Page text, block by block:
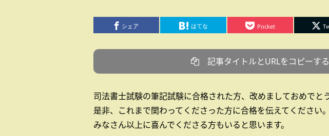
シェア はてな Pocket
記事タイトルとURLをコピーする
司法書士試験の筆記試験に合格された方、改めましておめでと
是非、これまで関わってくださった方に合格を伝えてください。
みなさん以上に喜んでくださる方もいると思います。